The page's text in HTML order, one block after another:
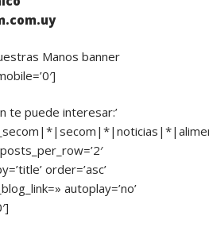
te puede interesar:’
order=’asc’
autoplay=’no’